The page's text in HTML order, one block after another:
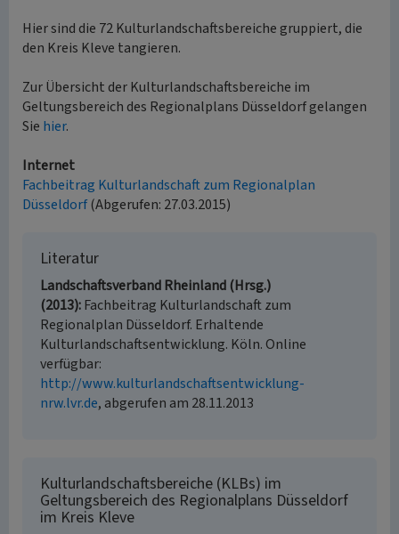
Hier sind die 72 Kulturlandschaftsbereiche gruppiert, die
den Kreis Kleve tangieren.
Zur Übersicht der Kulturlandschaftsbereiche im
Geltungsbereich des Regionalplans Düsseldorf gelangen
Sie hier.
Internet
Fachbeitrag Kulturlandschaft zum Regionalplan
Düsseldorf(Abgerufen: 27.03.2015)
Literatur
Landschaftsverband Rheinland (Hrsg.)
(2013) Fachbeitrag Kulturlandschaft zum
Regionalplan Düsseldorf. Erhaltende
Kulturlandschaftsentwicklung. Köln. Online
verfügbar:
http://www.kulturlandschaftsentwicklung-
nrw.lvr.de, abgerufen am 28.11.2013
Kulturlandschaftsbereiche (KLBs) im
Geltungsbereich des Regionalplans Düsseldorf
im Kreis Kleve